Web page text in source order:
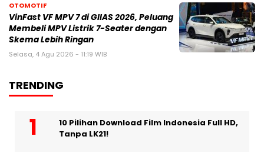
OTOMOTIF
VinFast VF MPV 7 di GIIAS 2026, Peluang
Membeli MPV Listrik 7-Seater dengan
Skema Lebih Ringan
Selasa, 4 Agu 2026 - 11:19 WIB
TRENDING
10 Pilihan Download Film Indonesia Full HD,
Tanpa LK21!